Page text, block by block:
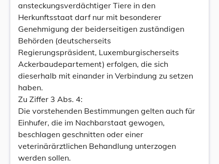
ansteckungsverdächtiger Tiere in den
Herkunftsstaat darf nur mit besonderer
Genehmigung der beiderseitigen zuständigen
Behörden (deutscherseits
Regierungspräsident, Luxemburgischerseits
Ackerbaudepartement) erfolgen, die sich
dieserhalb mit einander in Verbindung zu setzen
haben.
Zu Ziffer 3 Abs. 4:
Die vorstehenden Bestimmungen gelten auch für
Einhufer, die im Nachbarstaat gewogen,
beschlagen geschnitten oder einer
veterinärärztlichen Behandlung unterzogen
werden sollen.